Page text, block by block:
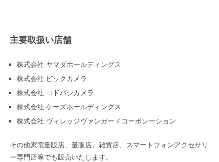
主要取扱い店舗
株式会社 ヤマダホールディングス
株式会社 ビックカメラ
株式会社 ヨドバシカメラ
株式会社 ケーズホールディングス
株式会社 ヴィレッジヴァンガードコーポレーション
その他家電量販店、量販店、雑貨店、スマートフォンアクセサリ
ー専門店等でも販売いたします。